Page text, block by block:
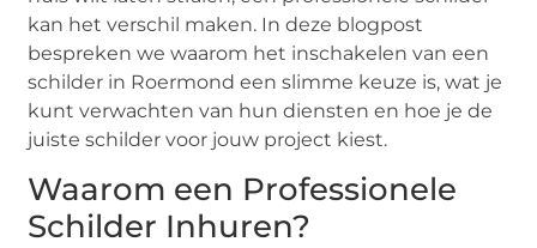
kan het verschil maken. In deze blogpost
bespreken we waarom het inschakelen van een
schilder in Roermond een slimme keuze is, wat je
kunt verwachten van hun diensten en hoe je de
juiste schilder voor jouw project kiest.
Waarom een Professionele
Schilder Inhuren?